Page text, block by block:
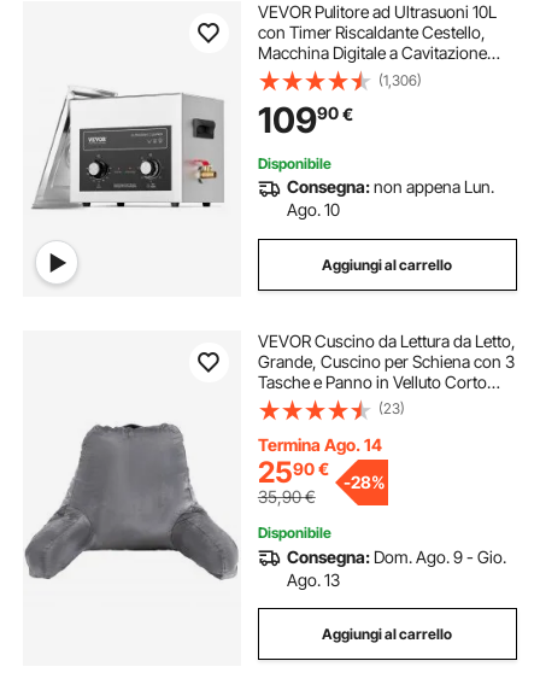
VEVOR Pulitore ad Ultrasuoni 10L
con Timer Riscaldante Cestello,
Macchina Digitale a Cavitazione
Sonica, Pulitrice Ultrasuoni 240 W
per Strumenti di Orologi, Occhiali,
Monete, Utensili Metallici
(1,306)
10990€
Disponibile
Consegna:non appena Lun.
Ago. 10
Aggiungi al carrello
VEVOR Cuscino da Lettura da Letto,
Grande, Cuscino per Schiena con 3
Tasche e Panno in Velluto Corto
Lavabile, con Schiuma di Memoria
Triturato, per Guardare TV, Leggere
e Giocare, Grigio
(23)
Termina Ago. 14
2590€
35,90€
-28%
Disponibile
Consegna: Dom. Ago. 9 - Gio.
Ago. 13
Aggiungi al carrello